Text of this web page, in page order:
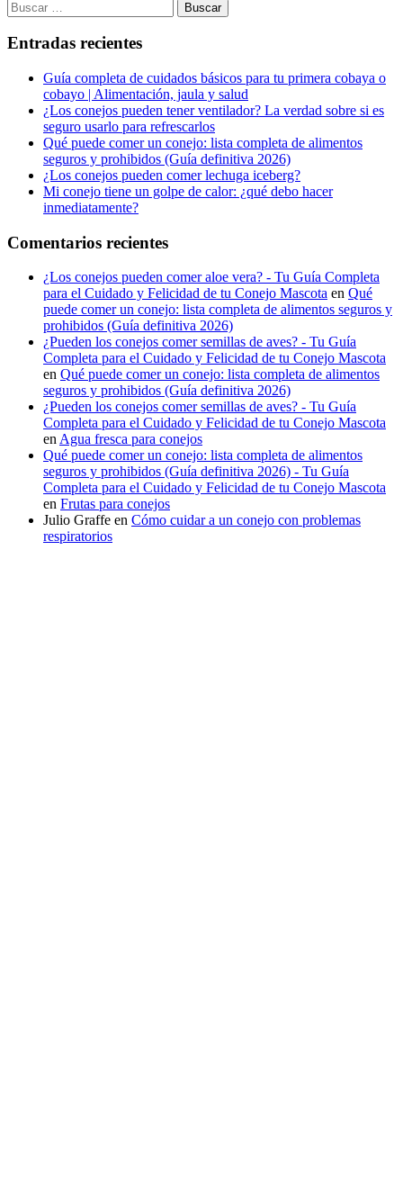
Buscar:
Entradas recientes
Guía completa de cuidados básicos para tu primera cobaya o
cobayo | Alimentación, jaula y salud
¿Los conejos pueden tener ventilador? La verdad sobre si es
seguro usarlo para refrescarlos
Qué puede comer un conejo: lista completa de alimentos
seguros y prohibidos (Guía definitiva 2026)
¿Los conejos pueden comer lechuga iceberg?
Mi conejo tiene un golpe de calor: ¿qué debo hacer
inmediatamente?
Comentarios recientes
¿Los conejos pueden comer aloe vera? - Tu Guía Completa
para el Cuidado y Felicidad de tu Conejo Mascota en Qué
puede comer un conejo: lista completa de alimentos seguros y
prohibidos (Guía definitiva 2026)
¿Pueden los conejos comer semillas de aves? - Tu Guía
Completa para el Cuidado y Felicidad de tu Conejo Mascota
en Qué puede comer un conejo: lista completa de alimentos
seguros y prohibidos (Guía definitiva 2026)
¿Pueden los conejos comer semillas de aves? - Tu Guía
Completa para el Cuidado y Felicidad de tu Conejo Mascota
enAgua fresca para conejos
Qué puede comer un conejo: lista completa de alimentos
seguros y prohibidos (Guía definitiva 2026) - Tu Guía
Completa para el Cuidado y Felicidad de tu Conejo Mascota
en Frutas para conejos
Julio Graffe en Cómo cuidar a un conejo con problemas
respiratorios